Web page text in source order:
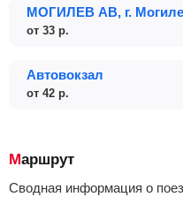
от 33 р.
Автовокзал
от 42 р.
Маршрут
Сводная информация о